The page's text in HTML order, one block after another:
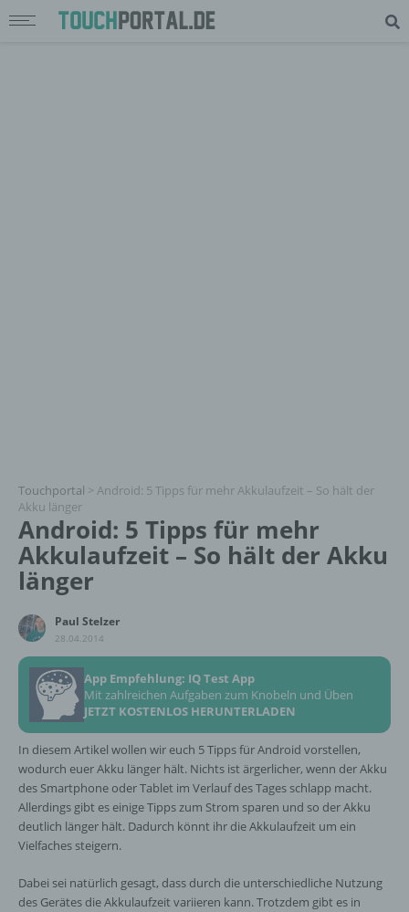
Touchportal > Android: 5 Tipps für mehr Akkulaufzeit – So hält der
Akku länger
Android: 5 Tipps für mehr
Akkulaufzeit – So hält der Akku
länger
Paul Stelzer
28.04.2014
App Empfehlung: IQ Test App
Mit zahlreichen Aufgaben zum Knobeln und Üben
JETZT KOSTENLOS HERUNTERLADEN
In diesem Artikel wollen wir euch 5 Tipps für Android vorstellen,
wodurch euer Akku länger hält. Nichts ist ärgerlicher, wenn der Akku
des Smartphone oder Tablet im Verlauf des Tages schlapp macht.
Allerdings gibt es einige Tipps zum Strom sparen und so der Akku
deutlich länger hält. Dadurch könnt ihr die Akkulaufzeit um ein
Vielfaches steigern.
Dabei sei natürlich gesagt, dass durch die unterschiedliche Nutzung
des Gerätes die Akkulaufzeit variieren kann. Trotzdem gibt es in